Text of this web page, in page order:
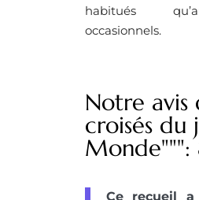
habitués
occasionnels.
Notre avis
croisés du
Monde""":
Ce recueil